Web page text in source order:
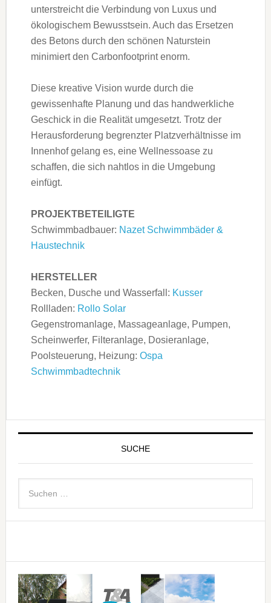
unterstreicht die Verbindung von Luxus und
ökologischem Bewusstsein. Auch das Ersetzen
des Betons durch den schönen Naturstein
minimiert den Carbonfootprint enorm.
Diese kreative Vision wurde durch die
gewissenhafte Planung und das handwerkliche
Geschick in die Realität umgesetzt. Trotz der
Herausforderung begrenzter Platzverhältnisse im
Innenhof gelang es, eine Wellnessoase zu
schaffen, die sich nahtlos in die Umgebung
einfügt.
PROJEKTBETEILIGTE
Schwimmbadbauer: Nazet Schwimmbäder &
Haustechnik
HERSTELLER
Becken, Dusche und Wasserfall: Kusser
Rollladen: Rollo Solar
Gegenstromanlage, Massageanlage, Pumpen,
Scheinwerfer, Filteranlage, Dosieranlage,
Poolsteuerung, Heizung: Ospa
Schwimmbadtechnik
SUCHE